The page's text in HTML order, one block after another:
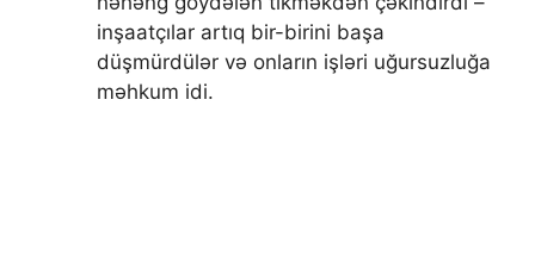
inşaatçılar artıq bir-birini başa
düşmürdülər və onların işləri uğursuzluğa
məhkum idi.